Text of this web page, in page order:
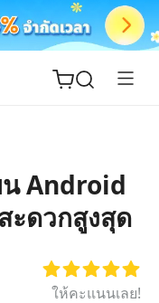
น Android
ะดวกสูงสุด
ให้คะแนนเลย!